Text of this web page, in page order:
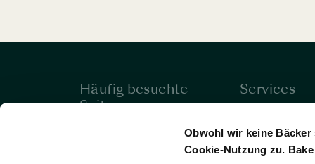
Obwohl wir keine
Cookie-Nutzung zu.
Häufig besuchte
Seiten
Services
bearbeiten
Hilfe &